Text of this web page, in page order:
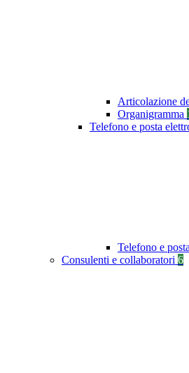
Articolazione
Organigramma
Telefono e posta
Telefono e
Consulenti e collaboratori 6